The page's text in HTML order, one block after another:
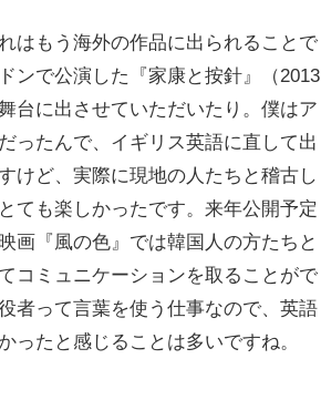
はもう海外の作品に出られることで
ンで公演した『家康と按針』（2013
台に出させていただいたり。僕はア
ったんで、イギリス英語に直して出
けど、実際に現地の人たちと稽古し
ても楽しかったです。来年公開予定
画『風の色』では韓国人の方たちと
コミュニケーションを取ることがで
者って言葉を使う仕事なので、英語
ったと感じることは多いですね。